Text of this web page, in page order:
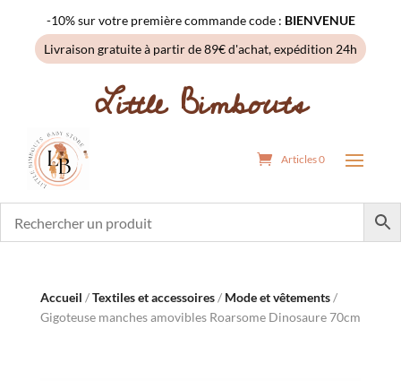
-10% sur votre première commande code : BIENVENUE
Livraison gratuite à partir de 89€ d'achat, expédition 24h
Little Bimbouts
Articles 0
Accueil /Textiles et accessoires/ Mode et vêtements/
Gigoteuse manches amovibles Roarsome Dinosaure 70cm